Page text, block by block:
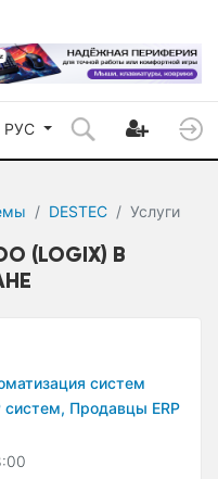
РУС
DESTEC Услуги
(LOGIX) В
систем
систем, Продавцы ERP